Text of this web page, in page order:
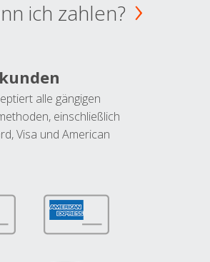
ich zahlen?
alle gängigen
einschließlich
Visa und American